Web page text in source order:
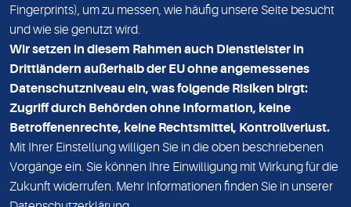
DATENSCHUTZ
KONTAKT
NEWSLETTER
ADRESSE
MVZ Medizinisches Labor Nord MLN GmbH
Essener Straße 108
22419 Hamburg
Fingerprints), um zu messen, wie häufig unsere Seite besucht
und wie sie genutzt wird.
Wir setzen in diesem Rahmen auch Dienstleister in
Drittländern außerhalb der EU ohne angemessenes
Datenschutzniveau ein, was folgende Risiken birgt:
Zugriff durch Behörden ohne Information, keine
Betroffenenrechte, keine Rechtsmittel, Kontrollverlust.
Mit Ihrer Einstellung willigen Sie in die oben beschriebenen
Vorgänge ein. Sie können Ihre Einwilligung mit Wirkung für die
Zukunft widerrufen. Mehr Informationen finden Sie in unserer